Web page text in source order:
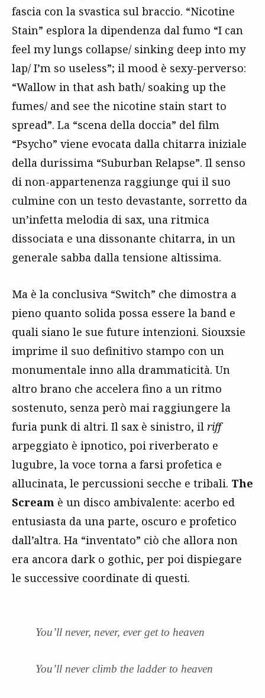
fascia con la svastica sul braccio. “Nicotine
Stain” esplora la dipendenza dal fumo “I can
feel my lungs collapse/ sinking deep into my
lap/ I’m so useless”; il mood è sexy-perverso:
“Wallow in that ash bath/ soaking up the
fumes/ and see the nicotine stain start to
spread”. La “scena della doccia” del film
“Psycho” viene evocata dalla chitarra iniziale
della durissima “Suburban Relapse”. Il senso
di non-appartenenza raggiunge qui il suo
culmine con un testo devastante, sorretto da
un’infetta melodia di sax, una ritmica
dissociata e una dissonante chitarra, in un
generale sabba dalla tensione altissima.
Ma è la conclusiva “Switch” che dimostra a
pieno quanto solida possa essere la band e
quali siano le sue future intenzioni. Siouxsie
imprime il suo definitivo stampo con un
monumentale inno alla drammaticità. Un
altro brano che accelera fino a un ritmo
sostenuto, senza però mai raggiungere la
furia punk di altri. Il sax è sinistro, il riff
arpeggiato è ipnotico, poi riverberato e
lugubre, la voce torna a farsi profetica e
allucinata, le percussioni secche e tribali. The
Scream è un disco ambivalente: acerbo ed
entusiasta da una parte, oscuro e profetico
dall’altra. Ha “inventato” ciò che allora non
era ancora dark o gothic, per poi dispiegare
le successive coordinate di questi.
You’ll never, never, ever get to heaven
You’ll never climb the ladder to heaven